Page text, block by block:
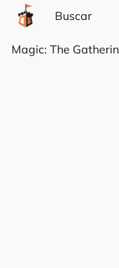
Magic: The